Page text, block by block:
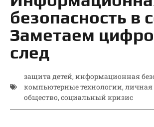
безопасность в
Заметаем
след
защита детей, информационная
компьютерные технологии, личная
общество, социальный кризис